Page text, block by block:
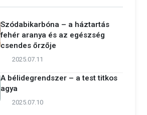
Szódabikarbóna – a háztartás
fehér aranya és az egészség
csendes őrzője
2025.07.11
A bélidegrendszer – a test titkos
agya
2025.07.10